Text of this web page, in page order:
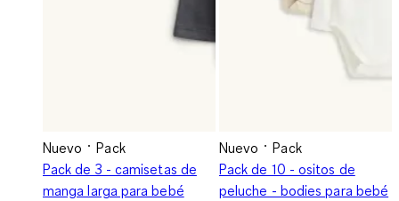
Nuevo
Pack
Pack de 3 - camisetas de
manga larga para bebé
Nuevo
Pack
Pack de 10 - ositos de
peluche - bodies para bebé